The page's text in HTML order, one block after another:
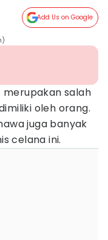
Add Us on Google
merupakan salah
oleh orang.
juga banyak
celana ini.